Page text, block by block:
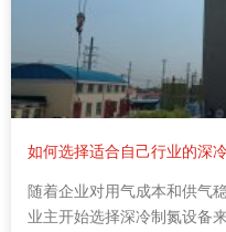
如何选择适合自己行业的深
随着企业对用气成本和供气
业主开始选择深冷制氮设备